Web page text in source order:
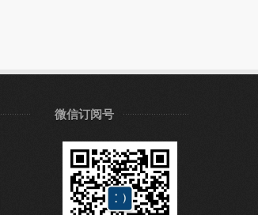
微信订阅号